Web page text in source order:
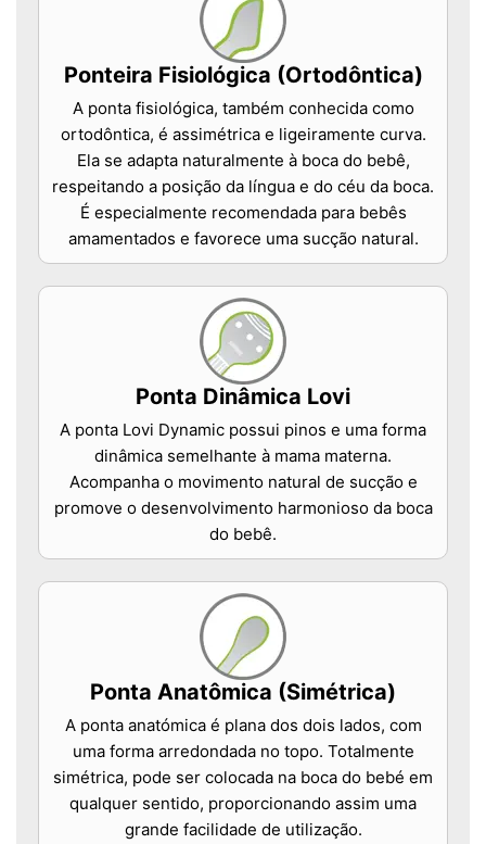
Ponteira Fisiológica (Ortodôntica)
A ponta fisiológica, também conhecida como
ortodôntica, é assimétrica e ligeiramente curva.
Ela se adapta naturalmente à boca do bebê,
respeitando a posição da língua e do céu da boca.
É especialmente recomendada para bebês
amamentados e favorece uma sucção natural.
Ponta Dinâmica Lovi
A ponta Lovi Dynamic possui pinos e uma forma
dinâmica semelhante à mama materna.
Acompanha o movimento natural de sucção e
promove o desenvolvimento harmonioso da boca
do bebê.
Ponta Anatômica (Simétrica)
A ponta anatómica é plana dos dois lados, com
uma forma arredondada no topo. Totalmente
simétrica, pode ser colocada na boca do bebé em
qualquer sentido, proporcionando assim uma
grande facilidade de utilização.